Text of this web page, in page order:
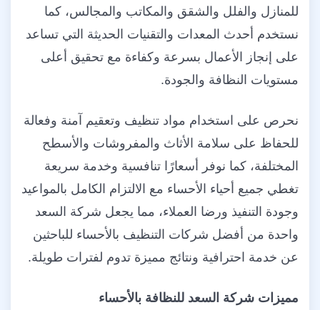
للمنازل والفلل والشقق والمكاتب والمجالس، كما
نستخدم أحدث المعدات والتقنيات الحديثة التي تساعد
على إنجاز الأعمال بسرعة وكفاءة مع تحقيق أعلى
مستويات النظافة والجودة.
نحرص على استخدام مواد تنظيف وتعقيم آمنة وفعالة
للحفاظ على سلامة الأثاث والمفروشات والأسطح
المختلفة، كما نوفر أسعارًا تنافسية وخدمة سريعة
تغطي جميع أحياء الأحساء مع الالتزام الكامل بالمواعيد
وجودة التنفيذ ورضا العملاء، مما يجعل شركة السعد
واحدة من أفضل شركات التنظيف بالأحساء للباحثين
عن خدمة احترافية ونتائج مميزة تدوم لفترات طويلة.
مميزات شركة السعد للنظافة بالأحساء